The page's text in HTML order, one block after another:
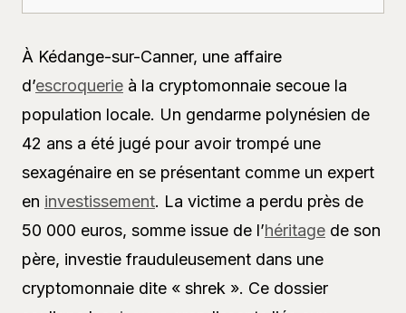
À Kédange-sur-Canner, une affaire
d’escroquerie à la cryptomonnaie secoue la
population locale. Un gendarme polynésien de
42 ans a été jugé pour avoir trompé une
sexagénaire en se présentant comme un expert
en investissement. La victime a perdu près de
50 000 euros, somme issue de l’héritage de son
père, investie frauduleusement dans une
cryptomonnaie dite « shrek ». Ce dossier